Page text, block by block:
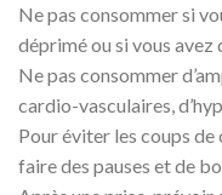
Ne pas consommer si
déprimé ou si vous
Ne pas consommer
cardio-vasculaires,
Pour éviter les coups de
faire des pauses et de